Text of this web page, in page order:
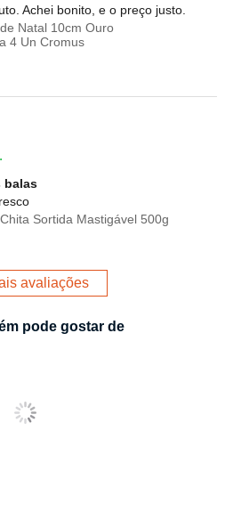
Achei bonito, e o preço justo.
Natal 10cm Ouro
4 Un Cromus
balas
Sortida Mastigável 500g
avaliações
pode gostar de